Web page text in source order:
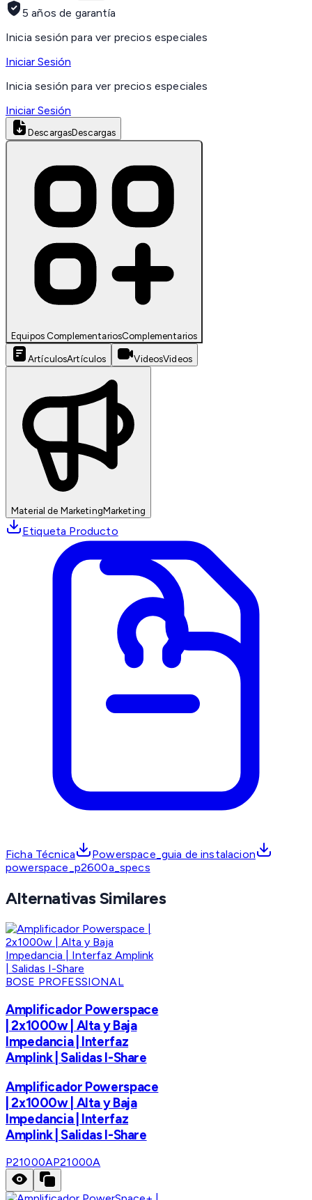
5 años de garantía
Inicia sesión para ver precios especiales
Iniciar Sesión
Inicia sesión para ver precios especiales
Iniciar Sesión
DescargasDescargas
Equipos ComplementariosComplementarios
ArtículosArtículos VideosVideos
Material de MarketingMarketing
Etiqueta Producto
Ficha Técnica
Powerspace_guia de instalacion
powerspace_p2600a_specs
Alternativas Similares
BOSE PROFESSIONAL
Amplificador Powerspace
| 2x1000w | Alta y Baja
Impedancia | Interfaz
Amplink | Salidas I-Share
Amplificador Powerspace
| 2x1000w | Alta y Baja
Impedancia | Interfaz
Amplink | Salidas I-Share
P21000AP21000A